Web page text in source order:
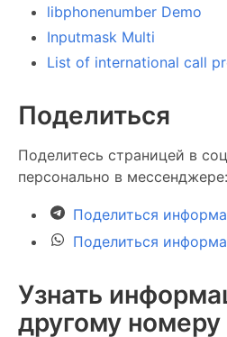
libphonenumber Demo
Inputmask Multi
List of international call
Поделиться
Поделитесь страницей в
персонально в мессенджере:
Поделиться
Поделиться
Узнать
другому номеру